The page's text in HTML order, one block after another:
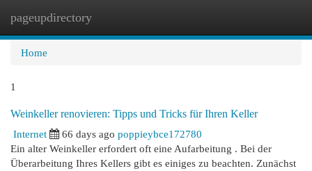
pageupdirectory
Home
1
Weinkeller renovieren: Tipps und Tricks für Ihren Keller
Internet
66 days ago poppieybce172780
Ein alter Weinkeller erfordert oft eine Aufarbeitung . Bei der
Überarbeitung Ihres Kellers gibt es einiges zu beachten. Zunächst